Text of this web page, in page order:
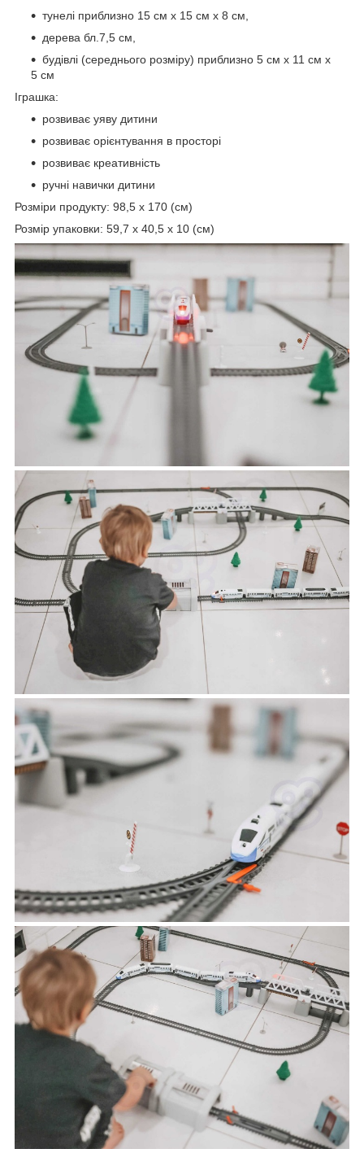
тунелі приблизно 15 см x 15 см x 8 см,
дерева бл.7,5 см,
будівлі (середнього розміру) приблизно 5 см x 11 см x
5 см
Іграшка:
розвиває уяву дитини
розвиває орієнтування в просторі
розвиває креативність
ручні навички дитини
Розміри продукту: 98,5 x 170 (см)
Розмір упаковки: 59,7 x 40,5 x 10 (см)